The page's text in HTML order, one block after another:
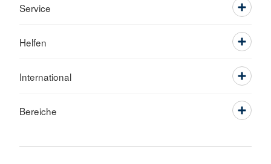
Service
Helfen
International
Bereiche